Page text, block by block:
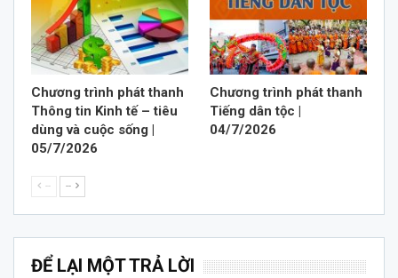
Chương trình phát thanh
Thông tin Kinh tế – tiêu
dùng và cuộc sống |
05/7/2026
Chương trình phát thanh
Tiếng dân tộc |
04/7/2026
-- --
ĐỂ LẠI MỘT TRẢ LỜI